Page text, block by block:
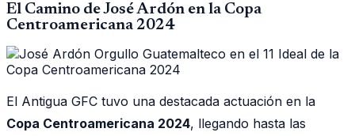
El Camino de José Ardón en la Copa
Centroamericana 2024
El Antigua GFC tuvo una destacada actuación en la
Copa Centroamericana 2024, llegando hasta las